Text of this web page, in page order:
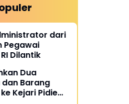
dari
Pegawai
Dilantik
Dua
Barang
Kejari Pidie